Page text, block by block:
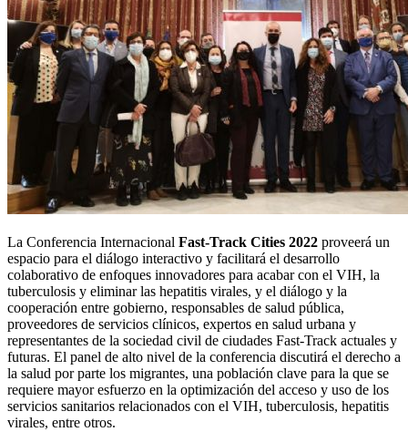
La Conferencia Internacional Fast-Track Cities 2022 proveerá un
espacio para el diálogo interactivo y facilitará el desarrollo
colaborativo de enfoques innovadores para acabar con el VIH, la
tuberculosis y eliminar las hepatitis virales, y el diálogo y la
cooperación entre gobierno, responsables de salud pública,
proveedores de servicios clínicos, expertos en salud urbana y
representantes de la sociedad civil de ciudades Fast-Track actuales y
futuras. El panel de alto nivel de la conferencia discutirá el derecho a
la salud por parte los migrantes, una población clave para la que se
requiere mayor esfuerzo en la optimización del acceso y uso de los
servicios sanitarios relacionados con el VIH, tuberculosis, hepatitis
virales, entre otros.